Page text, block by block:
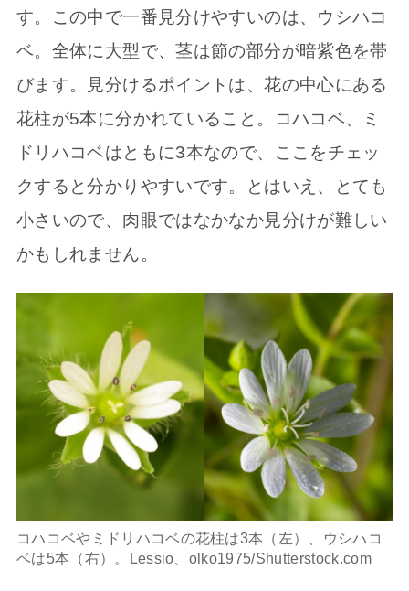
す。この中で一番見分けやすいのは、ウシハコ
ベ。全体に大型で、茎は節の部分が暗紫色を帯
びます。見分けるポイントは、花の中心にある
花柱が5本に分かれていること。コハコベ、ミ
ドリハコベはともに3本なので、ここをチェッ
クすると分かりやすいです。とはいえ、とても
小さいので、肉眼ではなかなか見分けが難しい
かもしれません。
コハコベやミドリハコベの花柱は3本（左）、ウシハコ
ベは5本（右）。Lessio、olko1975/Shutterstock.com